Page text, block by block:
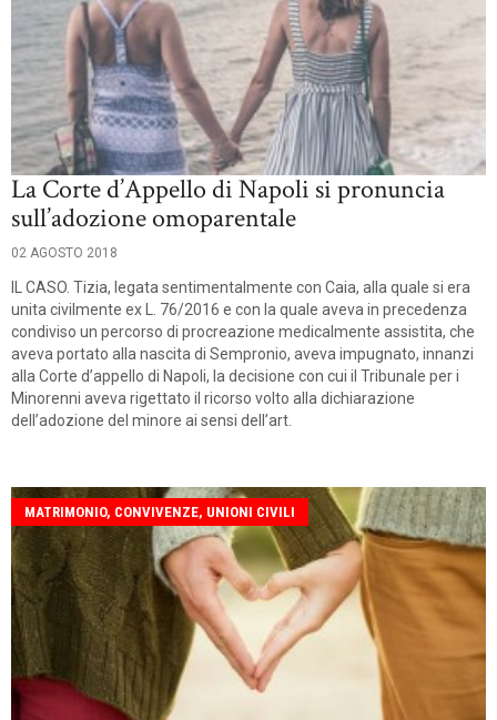
La Corte d’Appello di Napoli si pronuncia
sull’adozione omoparentale
02 AGOSTO 2018
IL CASO. Tizia, legata sentimentalmente con Caia, alla quale si era
unita civilmente ex L. 76/2016 e con la quale aveva in precedenza
condiviso un percorso di procreazione medicalmente assistita, che
aveva portato alla nascita di Sempronio, aveva impugnato, innanzi
alla Corte d’appello di Napoli, la decisione con cui il Tribunale per i
Minorenni aveva rigettato il ricorso volto alla dichiarazione
dell’adozione del minore ai sensi dell’art.
MATRIMONIO, CONVIVENZE, UNIONI CIVILI